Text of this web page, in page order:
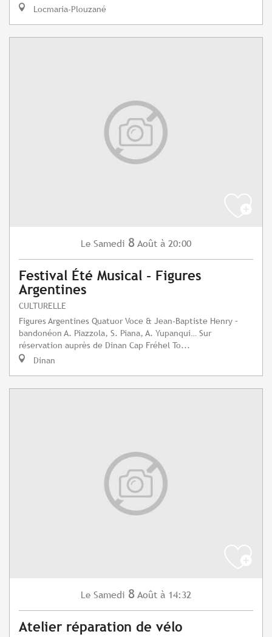
Locmaria-Plouzané
Le Samedi 8 Août à 20:00
Festival Été Musical - Figures
Argentines
CULTURELLE
Figures Argentines Quatuor Voce & Jean-Baptiste Henry –
bandonéon A. Piazzola, S. Piana, A. Yupanqui… Sur
réservation auprès de Dinan Cap Fréhel To...
Dinan
Le Samedi 8 Août à 14:32
Atelier réparation de vélo